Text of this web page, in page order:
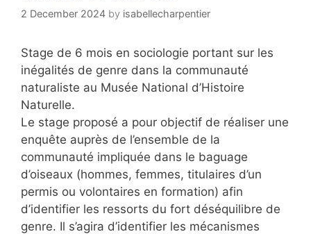
2 December 2024 by isabellecharpentier
Stage de 6 mois en sociologie portant sur les
inégalités de genre dans la communauté
naturaliste au Musée National d’Histoire
Naturelle.
Le stage proposé a pour objectif de réaliser une
enquête auprès de l’ensemble de la
communauté impliquée dans le baguage
d’oiseaux (hommes, femmes, titulaires d’un
permis ou volontaires en formation) afin
d’identifier les ressorts du fort déséquilibre de
genre. Il s’agira d’identifier les mécanismes